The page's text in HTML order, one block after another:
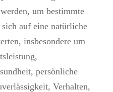
um bestimmte
auf eine natürliche
insbesondere um
persönliche
Verhalten,